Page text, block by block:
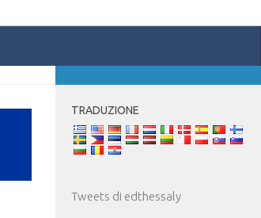
TRADUZIONE
Tweets di edthessaly